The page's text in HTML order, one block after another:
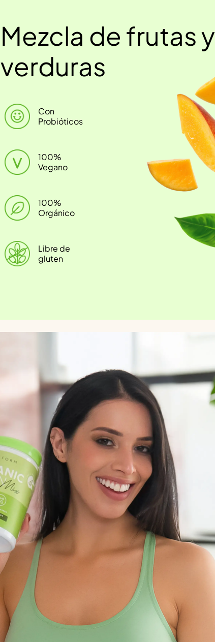
Mezcla de frutas y
verduras
Con
Probióticos
100%
Vegano
100%
Orgánico
Libre de
gluten